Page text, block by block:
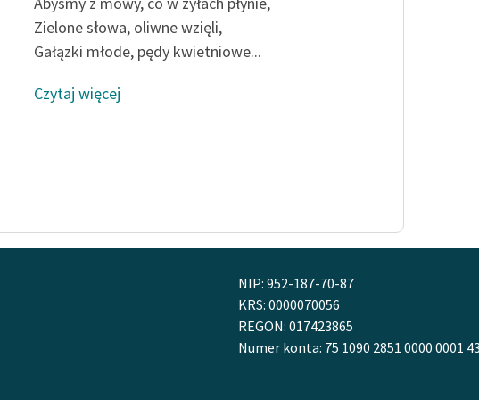
Odkurzamy bohaterów
Szkoła Poezji Wolnych Lektur
Zielone słowa, oliwne wzięli,
Gałązki młode, pędy kwietniowe...
Czytaj więcej
NIP: 952-187-70-87
KRS: 0000070056
REGON: 017423865
Numer konta: 75 1090 2851 0000 0001